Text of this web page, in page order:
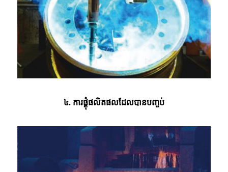
៤. ការផ្គុំផលិតផលដែលបានបញ្ចប់